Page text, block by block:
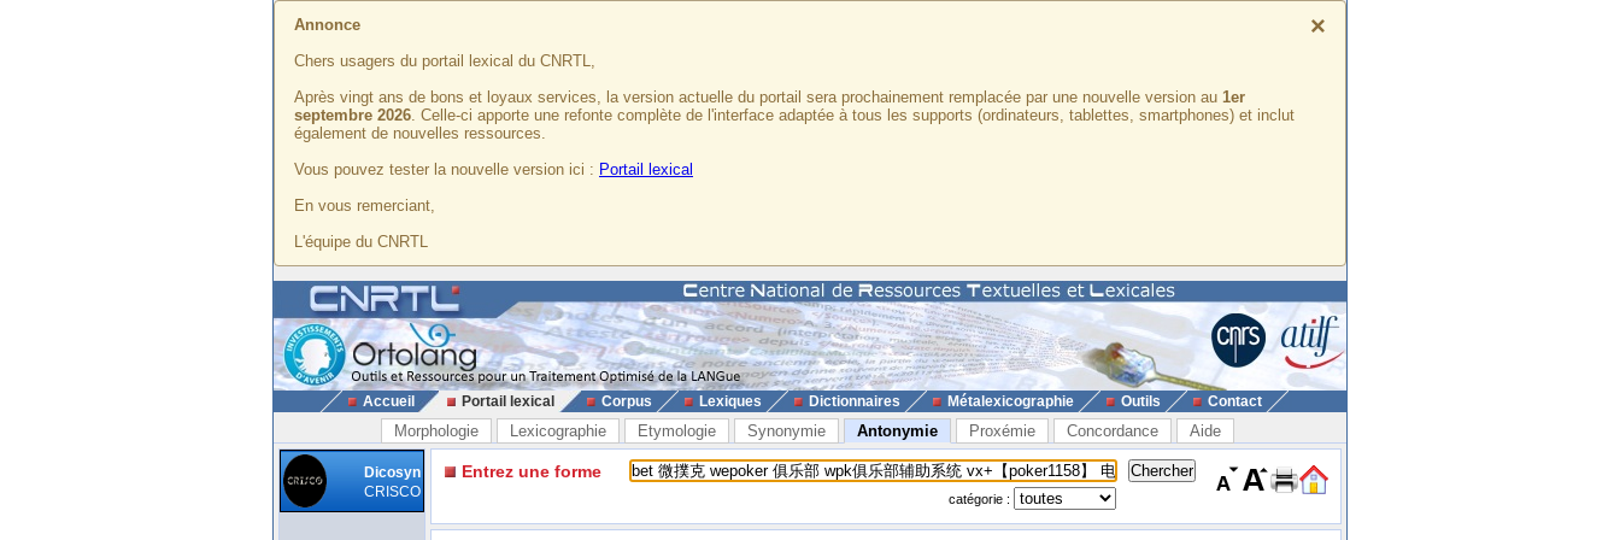
×
Annonce
Chers usagers du portail lexical du CNRTL,
Après vingt ans de bons et loyaux services, la version actuelle du portail sera prochainement remplacée par une nouvelle version au 1er
septembre 2026. Celle-ci apporte une refonte complète de l'interface adaptée à tous les supports (ordinateurs, tablettes, smartphones) et inclut
également de nouvelles ressources.
Vous pouvez tester la nouvelle version ici : Portail lexical
En vous remerciant,
L'équipe du CNRTL
Accueil Portail lexical Corpus Lexiques Dictionnaires Métalexicographie Outils Contact
Morphologie Lexicographie Etymologie Synonymie Antonymie Proxémie Concordance Aide
Dicosyn
CRISCO
Entrez une forme
catégorie :